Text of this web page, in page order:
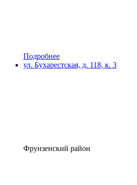
Подробнее
ул. Бухарестская, д. 118, к. 3
Фрунзенский район